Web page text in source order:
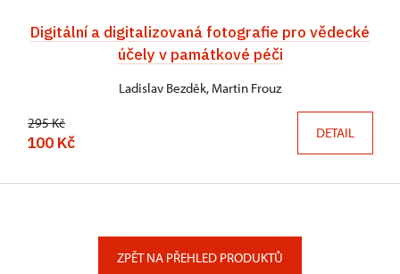
Digitální a digitalizovaná fotografie pro vědecké
účely v památkové péči
Ladislav Bezděk, Martin Frouz
295 Kč
100 Kč DETAIL
ZPĚT NA PŘEHLED PRODUKTŮ